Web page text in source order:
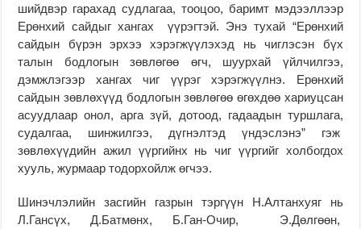
шийдвэр гарахад судлагаа, тооцоо, баримт мэдээллээр
Ерөнхий сайдыг хангах үүрэгтэй. Энэ тухай “Ерөнхий
сайдын бүрэн эрхээ хэрэгжүүлэхэд нь чиглэсэн бүх
талын бодлогын зөвлөгөө өгч, шуурхай үйлчилгээ,
дэмжлэгээр хангах чиг үүрэг хэрэгжүүлнэ. Ерөнхий
сайдын зөвлөхүүд бодлогын зөвлөгөө өгөхдөө хариуцсан
асуудлаар онол, арга зүй, дотоод, гадаадын туршлага,
судалгаа, шинжилгээ, дүгнэлтэд үндэслэнэ” гэж
зөвлөхүүдийн ажил үүргийнх нь чиг үүргийг холбогдох
хууль, журмаар тодорхойлж өгчээ.
Шинэчлэлийн засгийн газрын тэргүүн Н.Алтанхуяг нь
Л.Гансүх, Д.Батмөнх, Б.Ган-Очир, Э.Дөлгөөн,